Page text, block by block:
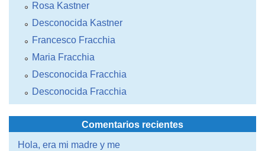
Rosa Kastner
Desconocida Kastner
Francesco Fracchia
Maria Fracchia
Desconocida Fracchia
Desconocida Fracchia
Comentarios recientes
Hola, era mi madre y me